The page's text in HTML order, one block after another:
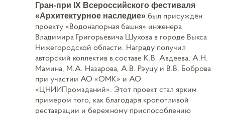
Гран-при IX Всероссийского фестиваля
«Архитектурное наследие» был присуждён
проекту «Водонапорная башня» инженера
Владимира Григорьевича Шухова в городе Выкса
Нижегородской области. Награду получил
авторский коллектив в составе К.В. Авдеева, А.Н.
Мамина, М.А. Назарова, А.В. Рэуцу и В.В. Боброва
при участии АО «ОМК» и АО
«ЦНИИПромзданий». Этот проект стал ярким
примером того, как благодаря кропотливой
реставрации и бережному приспособлению